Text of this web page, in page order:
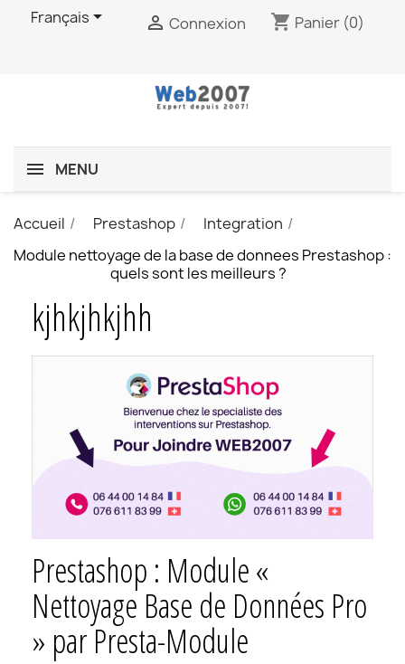
Français  Connexion shopping_cart Panier (0)
MENU
Accueil Prestashop
Integration
Module nettoyage de la base de donnees Prestashop :
quels sont les meilleurs ?
kjhkjhkjhh
Prestashop : Module «
Nettoyage Base de Données Pro
» par Presta-Module